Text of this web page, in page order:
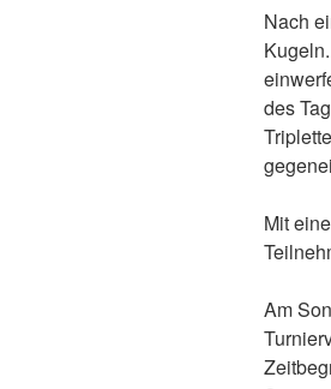
Nach
des
Mit
Am